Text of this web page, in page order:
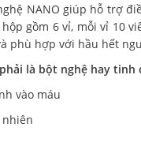
NANO giúp hỗ trợ
gồm 6 vỉ, mỗi vỉ 10
phù hợp với hầu hết
là bột nghệ hay tinh
vào máu